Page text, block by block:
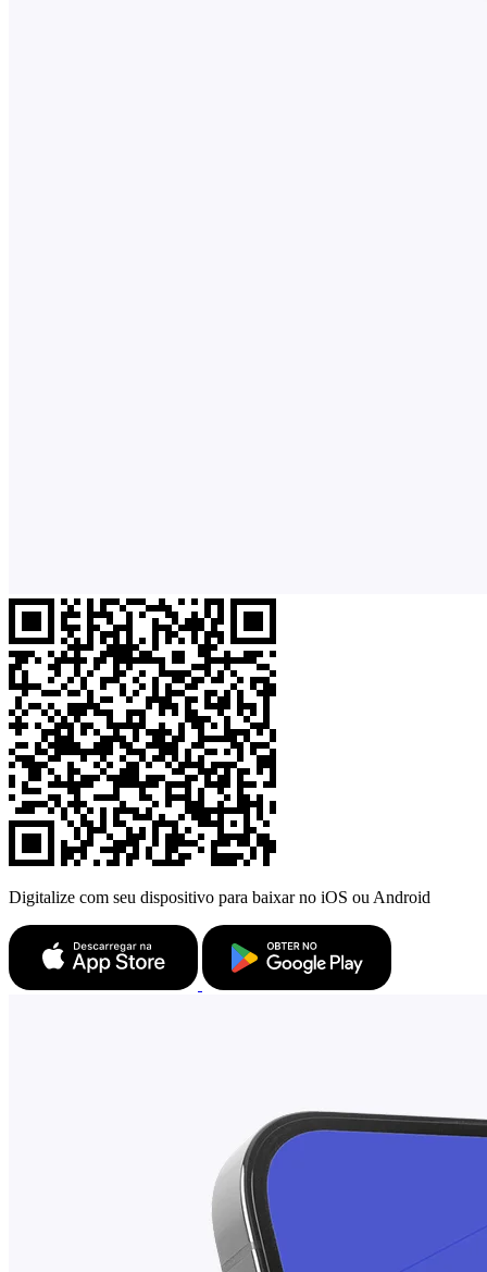
Digitalize com seu dispositivo para baixar no iOS ou Android